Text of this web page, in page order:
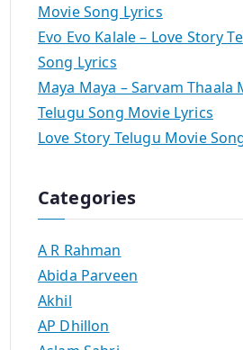
Movie Song Lyrics
Evo Evo Kalale – Love Story
Song Lyrics
Maya Maya – Sarvam Thaala
Telugu Song Movie Lyrics
Love Story Telugu Movie
Categories
A R Rahman
Abida Parveen
Akhil
AP Dhillon